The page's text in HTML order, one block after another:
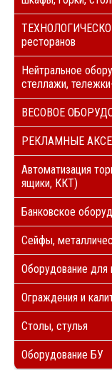
ресторанов
Нейтральное
стеллажи,
ВЕСОВОЕ
РЕКЛАМНЫЕ
Автоматизация
ящики, ККТ)
Банковское
Сейфы,
Оборудование для
Ограждения и
Столы, стулья
Оборудование БУ